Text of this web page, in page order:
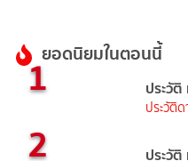
ยอดนิยมในตอนนี้
1 ประวั
ประวัติด
2 ประวั